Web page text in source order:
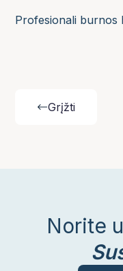
Profesionali burnos
Grįžti
Norite